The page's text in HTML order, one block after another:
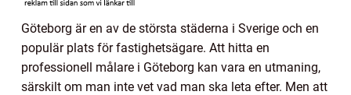
Göteborg är en av de största städerna i Sverige och en
populär plats för fastighetsägare. Att hitta en
professionell målare i Göteborg kan vara en utmaning,
särskilt om man inte vet vad man ska leta efter. Men att